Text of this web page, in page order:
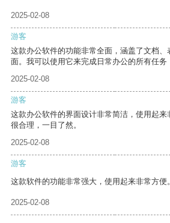
2025-02-08
游客
这款办公软件的功能非常全面，涵盖了文档
面。我可以使用它来完成日常办公的所有任务
2025-02-08
游客
这款办公软件的界面设计非常简洁，使用起
很合理，一目了然。
2025-02-08
游客
这款软件的功能非常强大，使用起来非常方便。
2025-02-08